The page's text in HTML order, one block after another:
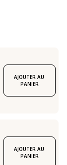
AJOUTER AU
PANIER
AJOUTER AU
PANIER